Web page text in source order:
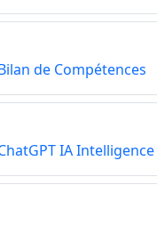
de Compétences
IA